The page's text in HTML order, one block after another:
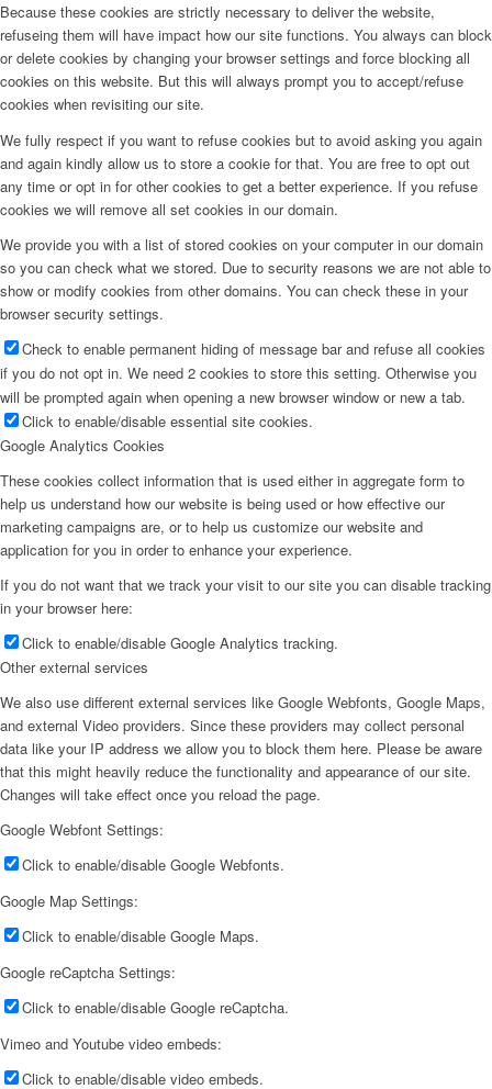
Because these cookies are strictly necessary to deliver the website,
refuseing them will have impact how our site functions. You always can block
or delete cookies by changing your browser settings and force blocking all
cookies on this website. But this will always prompt you to accept/refuse
cookies when revisiting our site.
We fully respect if you want to refuse cookies but to avoid asking you again
and again kindly allow us to store a cookie for that. You are free to opt out
any time or opt in for other cookies to get a better experience. If you refuse
cookies we will remove all set cookies in our domain.
We provide you with a list of stored cookies on your computer in our domain
so you can check what we stored. Due to security reasons we are not able to
show or modify cookies from other domains. You can check these in your
browser security settings.
Check to enable permanent hiding of message bar and refuse all cookies
if you do not opt in. We need 2 cookies to store this setting. Otherwise you
will be prompted again when opening a new browser window or new a tab.
Click to enable/disable essential site cookies.
Google Analytics Cookies
These cookies collect information that is used either in aggregate form to
help us understand how our website is being used or how effective our
marketing campaigns are, or to help us customize our website and
application for you in order to enhance your experience.
If you do not want that we track your visit to our site you can disable tracking
in your browser here:
Click to enable/disable Google Analytics tracking.
Other external services
We also use different external services like Google Webfonts, Google Maps,
and external Video providers. Since these providers may collect personal
data like your IP address we allow you to block them here. Please be aware
that this might heavily reduce the functionality and appearance of our site.
Changes will take effect once you reload the page.
Google Webfont Settings:
Click to enable/disable Google Webfonts.
Google Map Settings:
Click to enable/disable Google Maps.
Google reCaptcha Settings:
Click to enable/disable Google reCaptcha.
Vimeo and Youtube video embeds:
Click to enable/disable video embeds.